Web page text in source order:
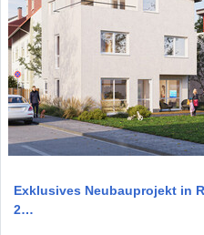
Exklusives Neubauprojekt in
2…